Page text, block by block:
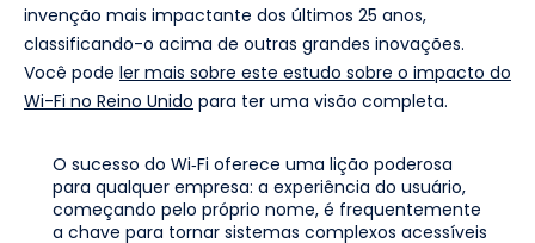
invenção mais impactante dos últimos 25 anos,
classificando-o acima de outras grandes inovações.
Você pode ler mais sobre este estudo sobre o impacto do
Wi-Fi no Reino Unido para ter uma visão completa.
O sucesso do Wi‑Fi oferece uma lição poderosa
para qualquer empresa: a experiência do usuário,
começando pelo próprio nome, é frequentemente
a chave para tornar sistemas complexos acessíveis